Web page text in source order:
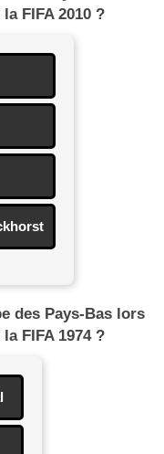
FIFA 2010 ?
des Pays-Bas lors
FIFA 1974 ?